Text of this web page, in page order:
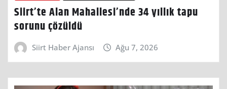
Siirt’te Alan Mahallesi’nde 34 yıllık tapu
sorunu çözüldü
Siirt Haber Ajansı Ağu 7, 2026